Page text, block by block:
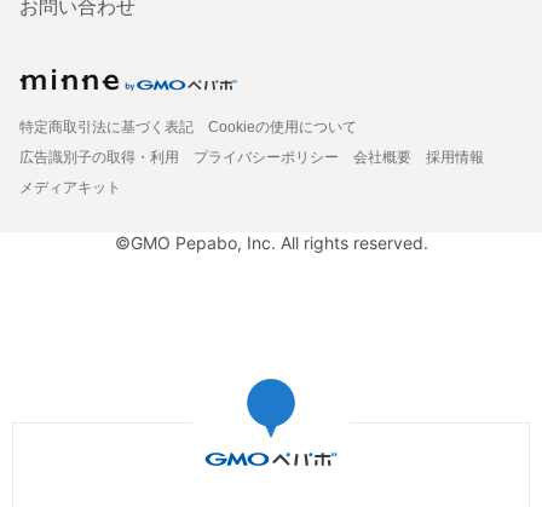
お問い合わせ
特定商取引法に基づく表記
Cookieの使用について
広告識別子の取得・利用
プライバシーポリシー 会社概要
採用情報
メディアキット
©GMO Pepabo, Inc. All rights reserved.